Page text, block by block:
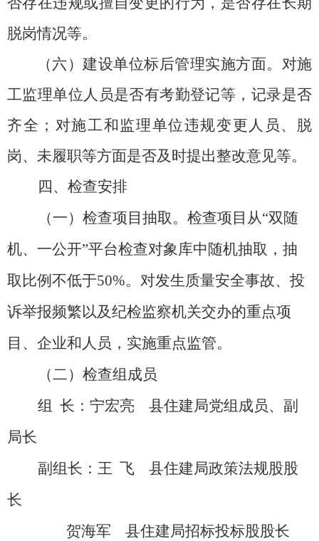
脱岗情况等。
（六）建设单位标后管理实施方面。 对施
工监理单位人员是否有考勤登记等，记录是否
齐全；对施工和监理单位违规变更人员、脱
岗、未履职等方面是否及时提出整改意见等。
四、检查安排
（一）检查项目抽取。 检查项目从“双随
机、一公开”平台检查对象库中随机抽取，抽
取比例不低于50%。对发生质量安全事故、投
诉举报频繁以及纪检监察机关交办的重点项
目、企业和人员，实施重点监管。
（二）检查组成员
组 长：宁宏亮
县住建局党组成员、副
局长
副组长：王 飞
县住建局政策法规股股
长
贺海军
县住建局招标投标股股长